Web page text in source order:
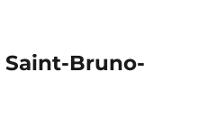
Saint-Bruno-